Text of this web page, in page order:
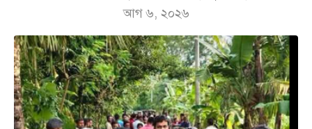
আগ ৬, ২০২৬